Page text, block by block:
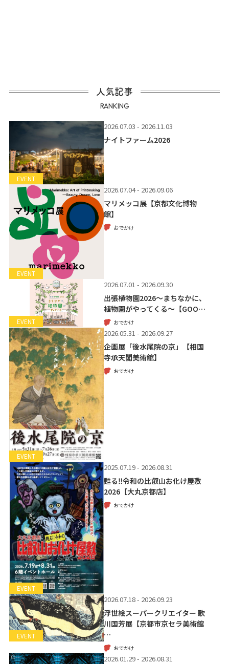
人気記事
RANKING
EVENT
2026.07.03 - 2026.11.03
ナイトファーム2026
EVENT
2026.07.04 - 2026.09.06
マリメッコ展【京都文化博物
館】
おでかけ
EVENT
2026.07.01 - 2026.09.30
出張植物園2026～まちなかに、
植物園がやってくる～【GOO…
おでかけ
EVENT
2026.05.31 - 2026.09.27
企画展「後水尾院の京」【相国
寺承天閣美術館】
おでかけ
EVENT
2025.07.19 - 2026.08.31
甦る‼令和の比叡山お化け屋敷
2026【大丸京都店】
おでかけ
EVENT
2026.07.18 - 2026.09.23
浮世絵スーパークリエイター 歌
川国芳展【京都市京セラ美術館
…
おでかけ
2026.01.29 - 2026.08.31